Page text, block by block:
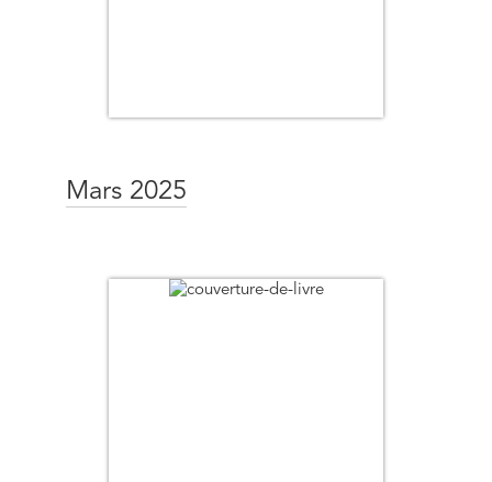
Mars 2025